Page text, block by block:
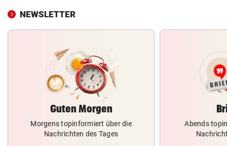
NEWSLETTER
Guten Morgen
Morgens topinformiert über die
Nachrichten des Tages
Abends